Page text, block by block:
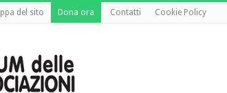
del sito Dona ora Contatti Cookie Policy